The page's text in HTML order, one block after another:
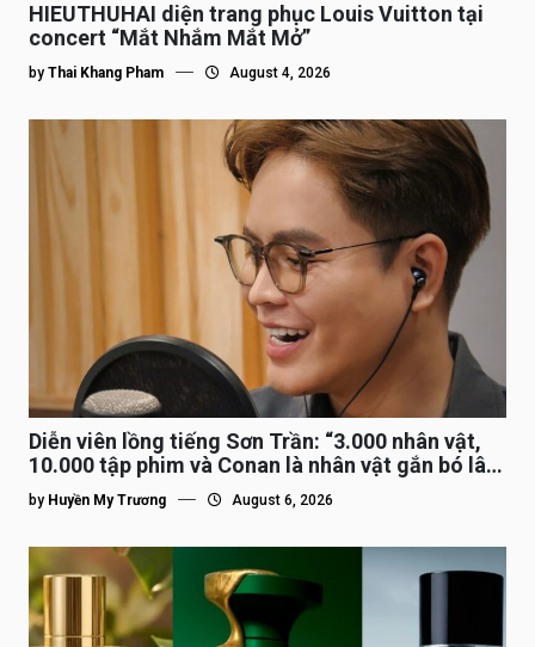
HIEUTHUHAI diện trang phục Louis Vuitton tại
concert “Mắt Nhắm Mắt Mở”
by Thai Khang Pham August 4, 2026
Diễn viên lồng tiếng Sơn Trần: “3.000 nhân vật,
10.000 tập phim và Conan là nhân vật gắn bó lâu
nhất”
by Huyền My Trương August 6, 2026